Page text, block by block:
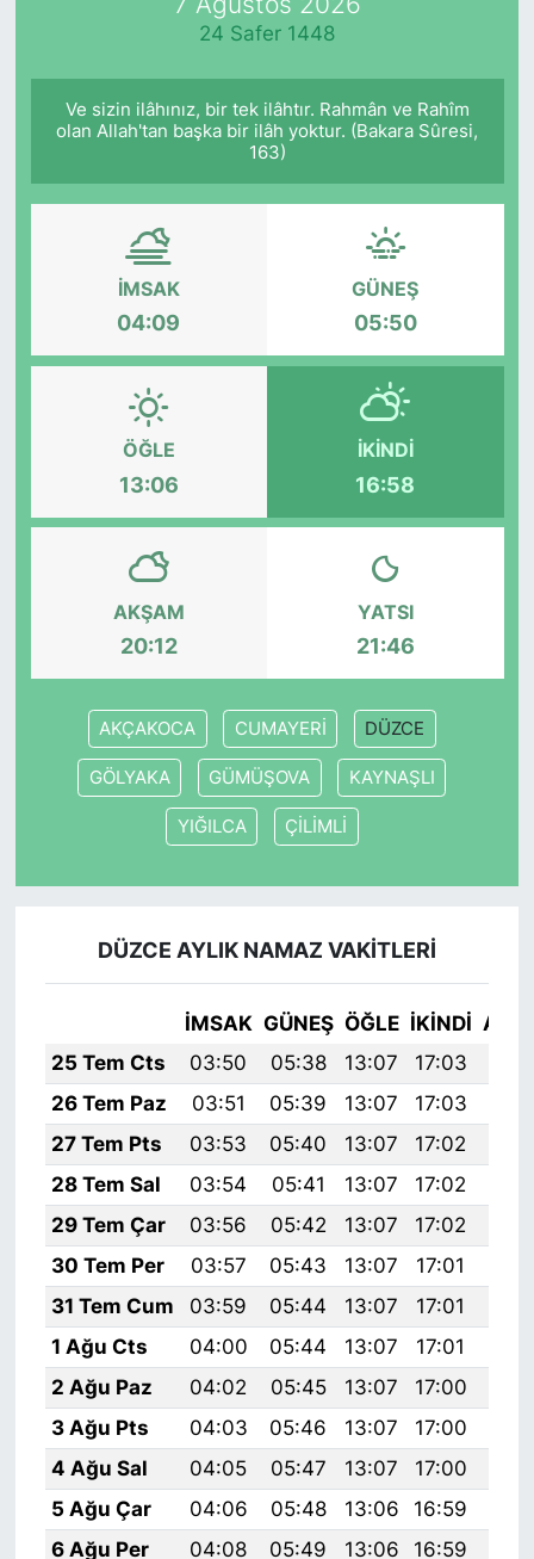
24 Safer 1448
Ve sizin ilâhınız, bir tek ilâhtır. Rahmân ve Rahîm
olan Allah'tan başka bir ilâh yoktur. (Bakara Sûresi,
163)
İMSAK
04:09
GÜNEŞ
05:50
ÖĞLE
13:06
İKINDI
16:58
AKŞAM
20:12
YATSI
21:46
AKÇAKOCA CUMAYERİ DÜZCE
GÖLYAKA GÜMÜŞOVA KAYNAŞLI
YIĞILCA ÇİLİMLİ
DÜZCE AYLIK NAMAZ VAKITLERI
İMSAK GÜNEŞ ÖĞLE İKINDI
25 Tem Cts
03:50 05:38 13:07 17:03
26 Tem Paz
03:51 05:39 13:07 17:03
27 Tem Pts
03:53 05:40 13:07 17:02
28 Tem Sal
03:54 05:41 13:07 17:02
29 Tem Çar
03:56 05:42 13:07 17:02
30 Tem Per
03:57 05:43 13:07 17:01
31 Tem Cum
03:59 05:44 13:07 17:01
1 Ağu Cts
04:00 05:44 13:07 17:01
2 Ağu Paz
04:02 05:45 13:07 17:00
3 Ağu Pts
04:03 05:46 13:07 17:00
4 Ağu Sal
04:05 05:47 13:07 17:00
5 Ağu Çar
04:06 05:48 13:06 16:59
6 Ağu Per
04:08 05:49 13:06 16:59